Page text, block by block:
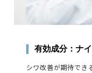
有効成分：ナ
シワ改善が期待でき